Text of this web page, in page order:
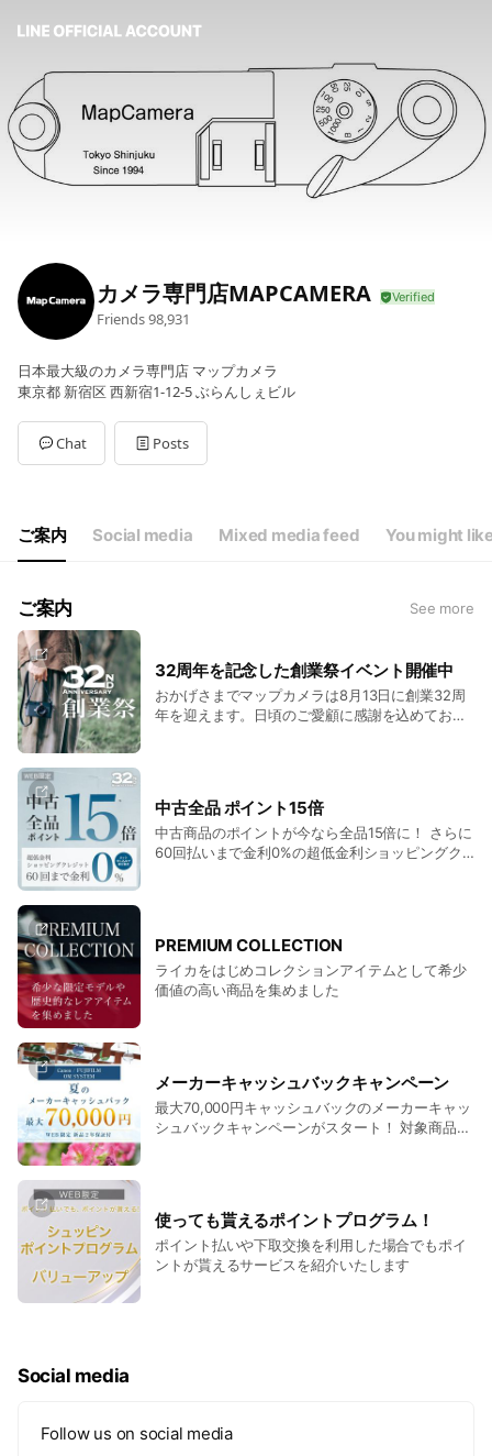
カメラ専門店MAPCAMERA
Friends98,931
日本最大級のカメラ専門店 マップカメラ
東京都 新宿区 西新宿1-12-5 ぶらんしぇビル
Chat Posts
ご案内 Social media Mixed media feed You might
ご案内 See more
32周年を記念した創業祭イベント開催中
おかげさまでマップカメラは8月13日に創業32周
年を迎えます。日頃のご愛顧に感謝を込めてお得
中古全品 ポイント15倍
中古商品のポイントが今なら全品15倍に！ さらに
60回払いまで金利0%の超低金利ショッピングク
PREMIUM COLLECTION
ライカをはじめコレクションアイテムとして希少
価値の高い商品を集めました
メーカーキャッシュバックキャンペーン
最大70,000円キャッシュバックのメーカーキャッ
シュバックキャンペーンがスタート！ 対象商品は
使っても貰えるポイントプログラム！
ポイント払いや下取交換を利用した場合でもポイ
ントが貰えるサービスを紹介いたします
Social media
Follow us on social media